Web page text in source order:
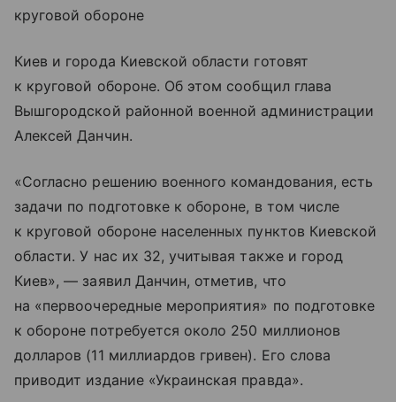
круговой обороне
Киев и города Киевской области готовят
к круговой обороне. Об этом сообщил глава
Вышгородской районной военной администрации
Алексей Данчин.
«Согласно решению военного командования, есть
задачи по подготовке к обороне, в том числе
к круговой обороне населенных пунктов Киевской
области. У нас их 32, учитывая также и город
Киев», — заявил Данчин, отметив, что
на «первоочередные мероприятия» по подготовке
к обороне потребуется около 250 миллионов
долларов (11 миллиардов гривен). Его слова
приводит издание «Украинская правда».